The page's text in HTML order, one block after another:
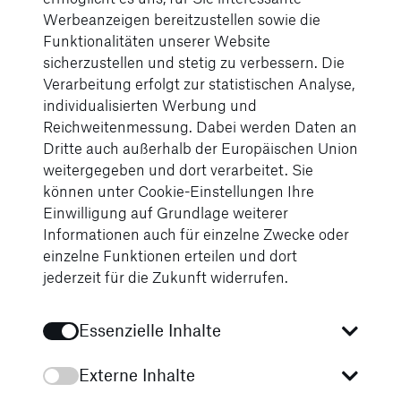
Auf der Strecke warteten zahlreiche Hindernisse,
Teilnehmerinnen. Doch genau das machte den
Werbeanzeigen bereitzustellen sowie die
Funktionalitäten unserer Website
sicherzustellen und stetig zu verbessern. Die
Verarbeitung erfolgt zur statistischen Analyse,
individualisierten Werbung und
Reichweitenmessung. Dabei werden Daten an
Dritte auch außerhalb der Europäischen Union
weitergegeben und dort verarbeitet. Sie
können unter Cookie-Einstellungen Ihre
Einwilligung auf Grundlage weiterer
Informationen auch für einzelne Zwecke oder
einzelne Funktionen erteilen und dort
jederzeit für die Zukunft widerrufen.
Essenzielle Inhalte
Externe Inhalte